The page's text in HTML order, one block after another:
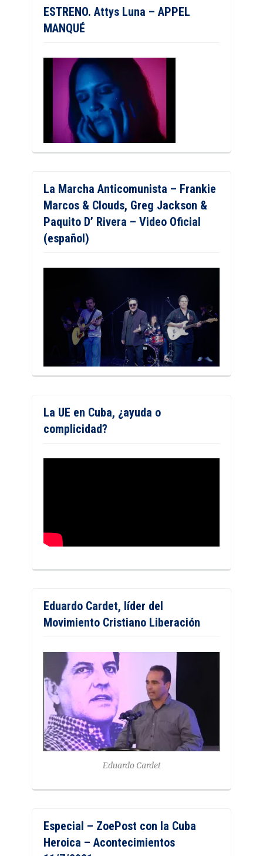
ESTRENO. Attys Luna – APPEL
MANQUÉ
La Marcha Anticomunista – Frankie
Marcos & Clouds, Greg Jackson &
Paquito D’ Rivera – Video Oficial
(español)
La UE en Cuba, ¿ayuda o
complicidad?
Eduardo Cardet, líder del
Movimiento Cristiano Liberación
Eduardo Cardet
Especial – ZoePost con la Cuba
Heroica – Acontecimientos